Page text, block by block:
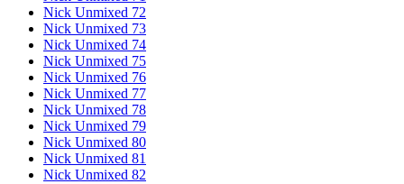
Nick Unmixed 72
Nick Unmixed 73
Nick Unmixed 74
Nick Unmixed 75
Nick Unmixed 76
Nick Unmixed 77
Nick Unmixed 78
Nick Unmixed 79
Nick Unmixed 80
Nick Unmixed 81
Nick Unmixed 82